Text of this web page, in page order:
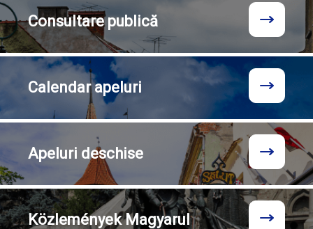
Consultarepublică
Calendarapeluri
Apeluri deschise
KözleményekMagyarul